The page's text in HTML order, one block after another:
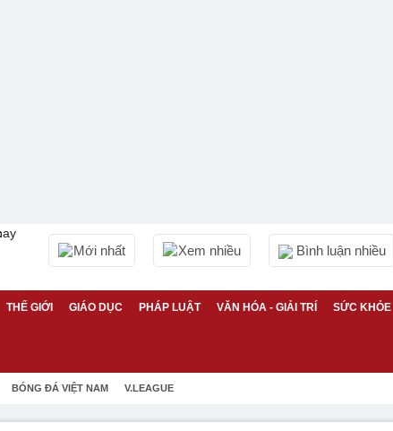
Mới nhất Xem nhiều Bình luận nhiều
THẾ GIỚI GIÁO DỤC PHÁP LUẬT VĂN HÓA - GIẢI TRÍ SỨC KHỎE
BÓNG ĐÁ VIỆT NAM V.LEAGUE